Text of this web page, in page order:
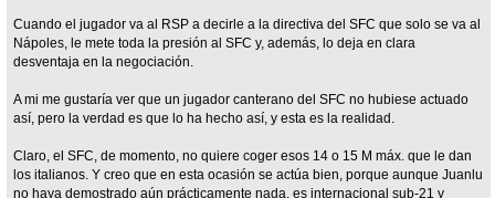
Cuando el jugador va al RSP a decirle a la directiva del SFC que solo se va al
Nápoles, le mete toda la presión al SFC y, además, lo deja en clara
desventaja en la negociación.
A mi me gustaría ver que un jugador canterano del SFC no hubiese actuado
así, pero la verdad es que lo ha hecho así, y esta es la realidad.
Claro, el SFC, de momento, no quiere coger esos 14 o 15 M máx. que le dan
los italianos. Y creo que en esta ocasión se actúa bien, porque aunque Juanlu
no haya demostrado aún prácticamente nada, es internacional sub-21 y